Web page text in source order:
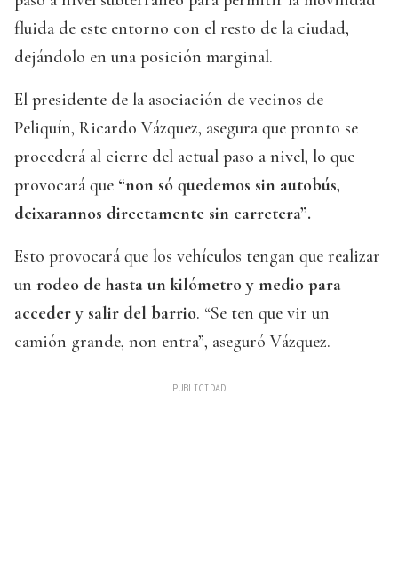
fluida de este entorno con el resto de la ciudad,
dejándolo en una posición marginal.
El presidente de la asociación de vecinos de
Peliquín, Ricardo Vázquez, asegura que pronto se
procederá al cierre del actual paso a nivel, lo que
provocará que “non só quedemos sin autobús,
deixarannos directamente sin carretera”.
Esto provocará que los vehículos tengan que realizar
un rodeo de hasta un kilómetro y medio para
acceder y salir del barrio. “Se ten que vir un
camión grande, non entra”, aseguró Vázquez.